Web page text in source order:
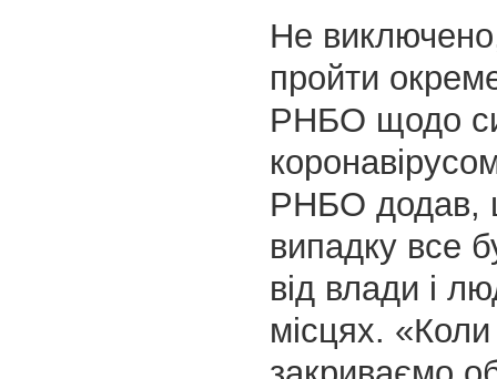
Не
пройти
РНБО щодо
РНБО додав,
випадку все
від влади і
місцях.